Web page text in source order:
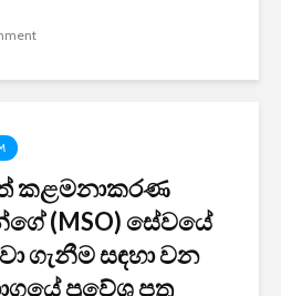
කළමනාකරණ
(MSO) සේවයේ
ගැනීම සඳහා වන
ප්‍රවේශ පත්‍ර